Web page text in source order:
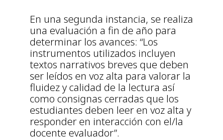
En una segunda instancia, se realiza
una evaluación a fin de año para
determinar los avances: “Los
instrumentos utilizados incluyen
textos narrativos breves que deben
ser leídos en voz alta para valorar la
fluidez y calidad de la lectura así
como consignas cerradas que los
estudiantes deben leer en voz alta y
responder en interacción con el/la
docente evaluador”.